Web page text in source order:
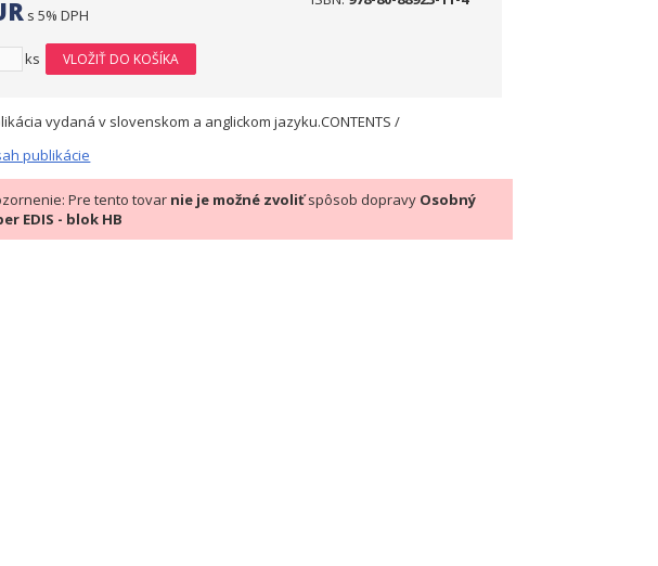
s 5% DPH
ks
vydaná v slovenskom a anglickom jazyku.CONTENTS /
publikácie
Pre tento tovar nie je možné zvoliťspôsob dopravy Osobný
EDIS - blok HB